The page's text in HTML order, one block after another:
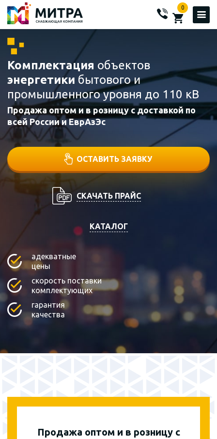
0
Комплектация объектов
энергетики бытового и
промышленного уровня до 110 кВ
Продажа оптом и в розницу с доставкой по
всей России и ЕврАзЭс
ОСТАВИТЬ ЗАЯВКУ
СКАЧАТЬ ПРАЙС
КАТАЛОГ
адекватные
цены
скорость поставки
комплектующих
гарантия
качества
Продажа оптом и в розницу с